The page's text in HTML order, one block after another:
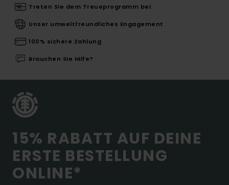
Treten Sie dem Treueprogramm bei
Unser umweltfreundliches Engagement
100% sichere Zahlung
Brauchen Sie Hilfe?
15% RABATT AUF DEINE
ERSTE BESTELLUNG
ONLINE*